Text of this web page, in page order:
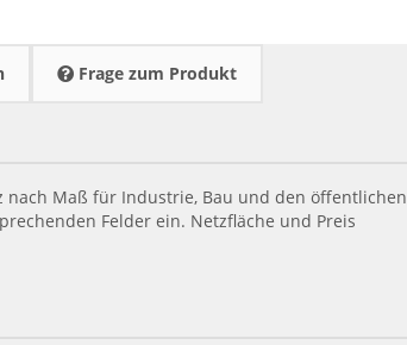
Frage zum Produkt
Maß für Industrie, Bau und den öffentlichen
Felder ein. Netzfläche und Preis